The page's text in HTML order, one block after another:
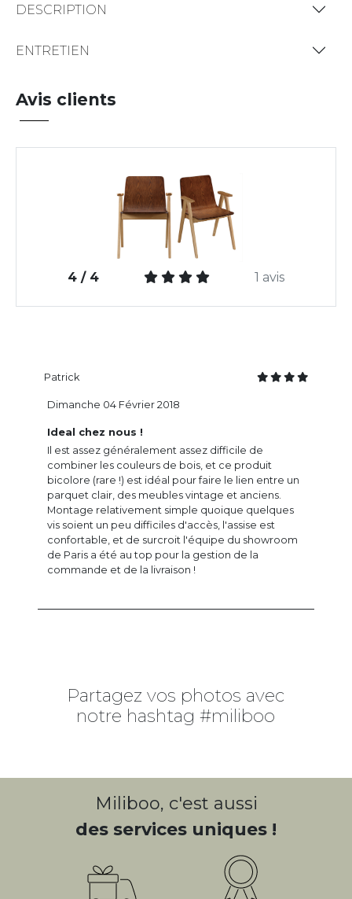
DESCRIPTION
ENTRETIEN
Avis clients
4 / 4 1 avis
Patrick
Ideal chez nous !
Il est assez généralement assez difficile de
combiner les couleurs de bois, et ce produit
bicolore (rare !) est idéal pour faire le lien entre un
parquet clair, des meubles vintage et anciens.
Montage relativement simple quoique quelques
vis soient un peu difficiles d'accès, l'assise est
confortable, et de surcroit l'équipe du showroom
de Paris a été au top pour la gestion de la
commande et de la livraison !
Dimanche 04 Février 2018
Partagez vos photos avec
notre hashtag #miliboo
Miliboo, c'est aussi
des services uniques !